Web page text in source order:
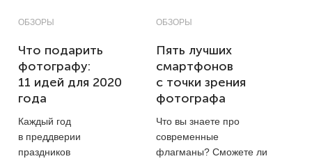
ОБЗОРЫ
Что подарить
фотографу:
11 идей для 2020
года
Каждый год
в преддверии
праздников
ОБЗОРЫ
Пять лучших
смартфонов
с точки зрения
фотографа
Что вы знаете про
современные
флагманы? Сможете ли